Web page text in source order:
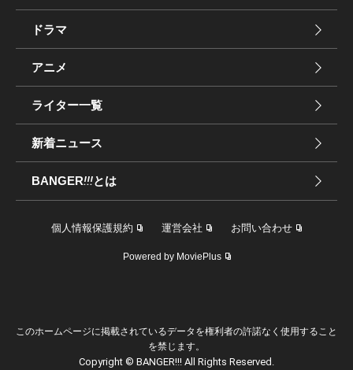
ドラマ
アニメ
ライター一覧
新着ニュース
BANGER!!!とは
個人情報保護規約 運営会社 お問い合わせ
Powered by MoviePlus
このホームページに掲載されているデータを権利者の許諾なく使用すること
を禁じます。
Copyright © BANGER!!! All Rights Reserved.